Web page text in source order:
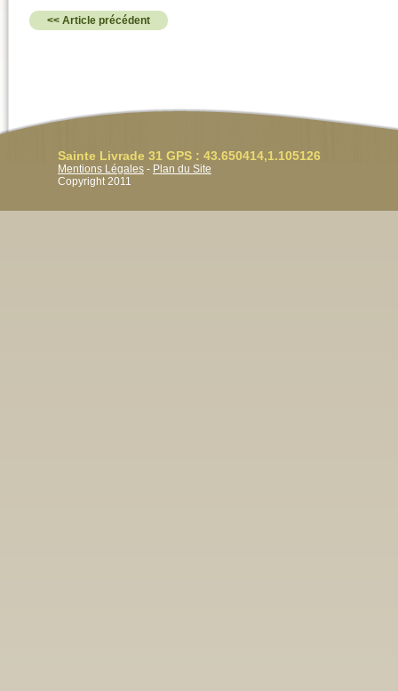
<< Article précédent
Sainte Livrade 31 GPS : 43.650414,1.105126
Mentions Légales - Plan du Site
Copyright 2011